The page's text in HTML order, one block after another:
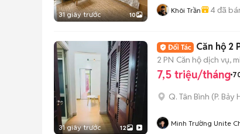
31 giây trước 10 Khôi Trần 4đã
31 giây trước 12
Căn hộ 2
2 PN Căn hộ dịch vụ,
7,5 triệu/tháng
Q. Tân Bình (P. Bảy
Minh Trường Unite